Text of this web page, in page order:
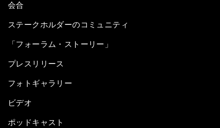
会合
ステークホルダーのコミュニティ
「フォーラム・ストーリー」
プレスリリース
フォトギャラリー
ビデオ
ポッドキャスト